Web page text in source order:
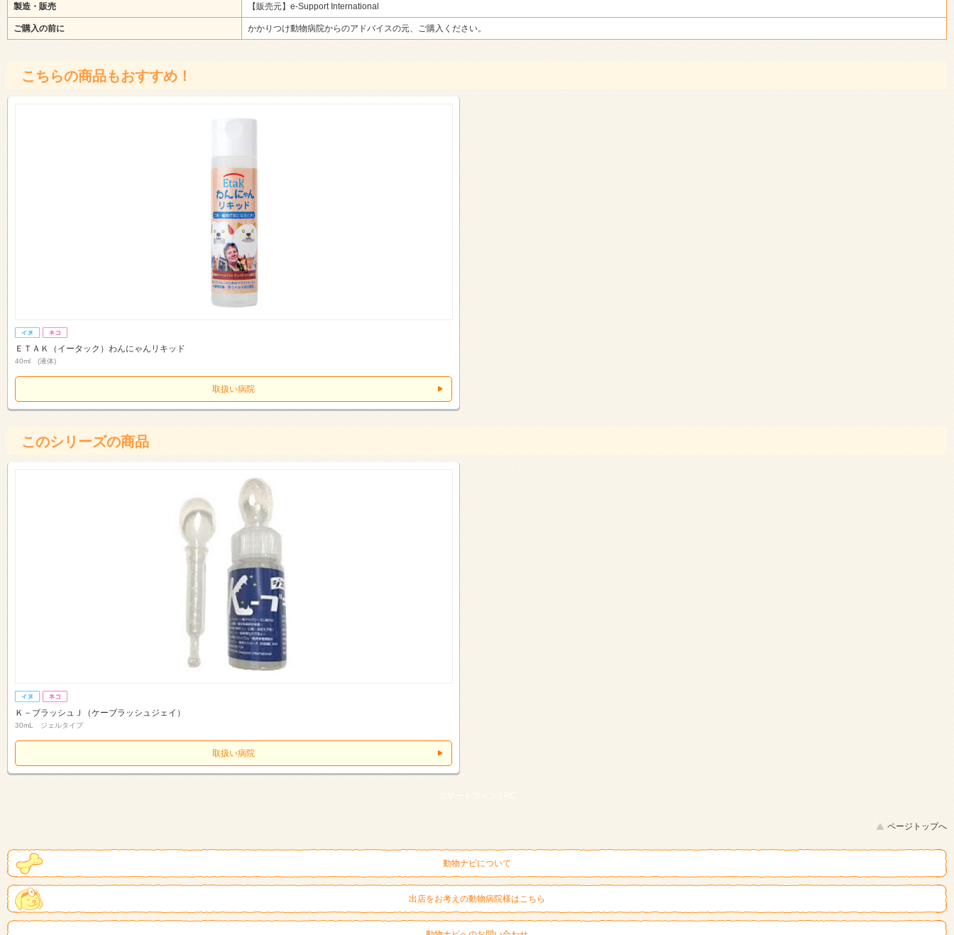
製造・販売 【販売元】e-Support International
ご購入の前に かかりつけ動物病院からのアドバイスの元、ご購入ください。
こちらの商品もおすすめ！
ＥＴＡＫ（イータック）わんにゃんリキッド
40ml (液体)
取扱い病院
このシリーズの商品
Ｋ－ブラッシュＪ（ケーブラッシュジェイ）
30mL ジェルタイプ
取扱い病院
スマートフォン | PC
ページトップへ
動物ナビについて
出店をお考えの動物病院様はこちら